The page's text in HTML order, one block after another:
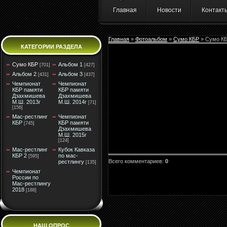
Главная Новости
КАТЕГОРИИ РАЗДЕЛА
Сумо КБР [701] Альбом 1 [427]
Альбом 2 [431] Альбом 3 [437]
Чемпионат
КБР памяти
Дзахмишева
М.Ш. 2013г
[156]
Чемпионат
КБР памяти
Дзахмишева
М.Ш. 2014г [71]
Мас-рестлинг
КБР [745]
Чемпионат
КБР памяти
Дзахмишева
М.Ш. 2015г
[124]
Мас-рестлинг
КБР 2 [595]
Кубок Кавказа
по мас-
рестлингу [135]
Чемпионат
России по
Мас-рестлингу
2018 [188]
НАШ ОПРОС
Главная » Фотоальбом » Сумо КБР » Сумо
Всего комментариев: 0